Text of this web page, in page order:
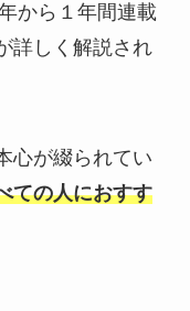
から１年間連載
詳しく解説され
心が綴られてい
ての人におすす